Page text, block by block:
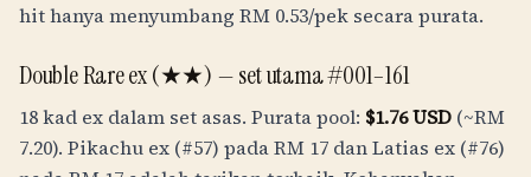
hit hanya menyumbang RM 0.53/pek secara purata.
Double Rare ex (★★) — set utama #001–161
18 kad ex dalam set asas. Purata pool: $1.76USD (~RM
7.20). Pikachu ex (#57) padaRM 17 dan Latias ex (#76)